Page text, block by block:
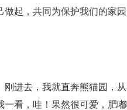
起，共同为保护我们的家园
进去，我就直奔熊猫园，
看，哇！果然很可爱，肥